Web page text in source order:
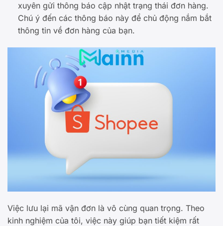
xuyên gửi thông báo cập nhật trạng thái đơn hàng.
Chú ý đến các thông báo này để chủ động nắm bắt
thông tin về đơn hàng của bạn.
Việc lưu lại mã vận đơn là vô cùng quan trọng. Theo
kinh nghiệm của tôi, việc này giúp bạn tiết kiệm rất